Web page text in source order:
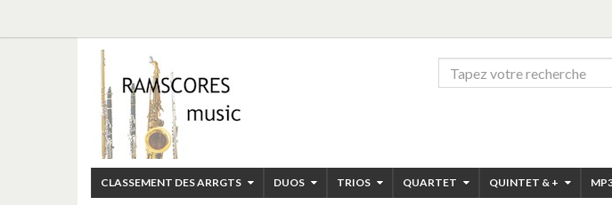
CLASSEMENT DES ARRGTS DUOS TRIOS QUARTET QUINTET & +